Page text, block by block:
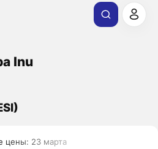
Inu
цены: 23 марта